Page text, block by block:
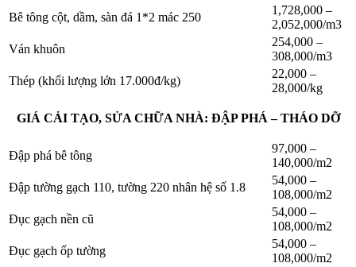
Bê tông cột, dầm, sàn đá 1*2 mác 250
1,728,000 –
2,052,000/m3
Ván khuôn
254,000 –
308,000/m3
Thép (khối lượng lớn 17.000đ/kg)
22,000 –
28,000/kg
GIÁ CẢI TẠO, SỬA CHỮA NHÀ: ĐẬP PHÁ – THÁO DỠ
Đập phá bê tông
97,000 –
140,000/m2
Đập tường gạch 110, tường 220 nhân hệ số 1.8
54,000 –
108,000/m2
Đục gạch nền cũ
54,000 –
108,000/m2
Đục gạch ốp tường
54,000 –
108,000/m2